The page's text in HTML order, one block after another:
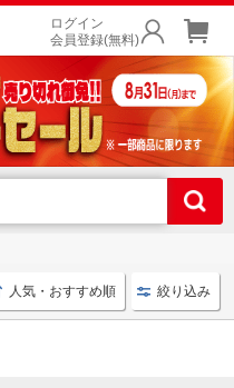
ログイン
会員登録(無料)
人気・おすすめ順 絞り込み